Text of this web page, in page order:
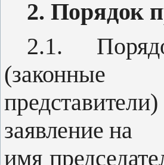
2. Порядок
2.1.
(законные
заявление на
имя